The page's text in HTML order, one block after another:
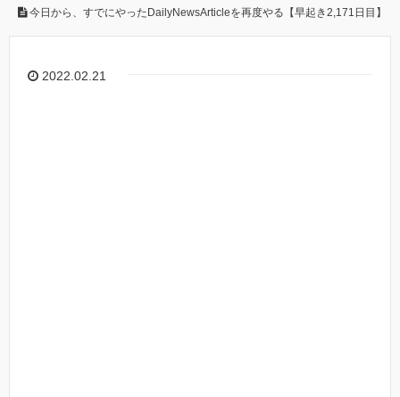
今日から、すでにやったDailyNewsArticleを再度やる【早起き2,171日目】
2022.02.21